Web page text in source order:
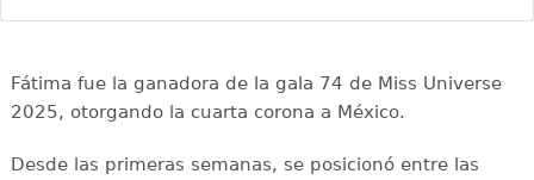
Fátima fue la ganadora de la gala 74 de Miss Universe
2025, otorgando la cuarta corona a México.
Desde las primeras semanas, se posicionó entre las